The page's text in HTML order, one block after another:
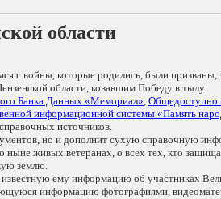
области
с войны, которые родились, были призваны,
области, ковавшим Победу в тылу.
Банка Данных «Мемориал»,
информационной системы «Память
источников.
но и дополнит сухую справочную
живых ветеранах, о всех тех, кто
землю.
ему информацию об участниках
информацию фотографиями,